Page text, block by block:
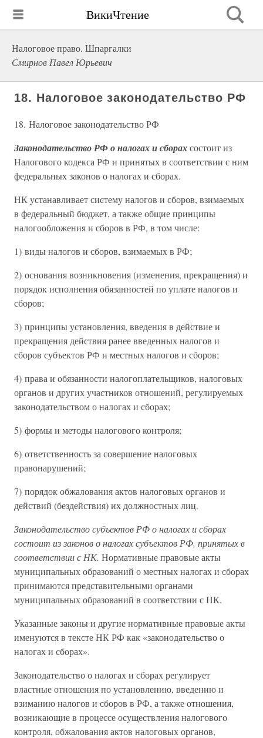
ВикиЧтение
Налоговое право. Шпаргалки
Смирнов Павел Юрьевич
18. Налоговое законодательство РФ
18. Налоговое законодательство РФ
Законодательство РФ о налогах и сборахсостоит из
Налогового кодекса РФ и принятых в соответствии с ним
федеральных законов о налогах и сборах.
НК устанавливает систему налогов и сборов, взимаемых
в федеральный бюджет, а также общие принципы
налогообложения и сборов в РФ, в том числе:
1) виды налогов и сборов, взимаемых в РФ;
2) основания возникновения (изменения, прекращения) и
порядок исполнения обязанностей по уплате налогов и
сборов;
3) принципы установления, введения в действие и
прекращения действия ранее введенных налогов и
сборов субъектов РФ и местных налогов и сборов;
4) права и обязанности налогоплательщиков, налоговых
органов и других участников отношений, регулируемых
законодательством о налогах и сборах;
5) формы и методы налогового контроля;
6) ответственность за совершение налоговых
правонарушений;
7) порядок обжалования актов налоговых органов и
действий (бездействия) их должностных лиц.
Законодательство субъектов РФ о налогах и сборах
состоит из законов о налогах субъектов РФ, принятых в
соответствии с НК. Нормативные правовые акты
муниципальных образований о местных налогах и сборах
принимаются представительными органами
муниципальных образований в соответствии с НК.
Указанные законы и другие нормативные правовые акты
именуются в тексте НК РФ как «законодательство о
налогах и сборах».
Законодательство о налогах и сборах регулирует
властные отношения по установлению, введению и
взиманию налогов и сборов в РФ, а также отношения,
возникающие в процессе осуществления налогового
контроля, обжалования актов налоговых органов,